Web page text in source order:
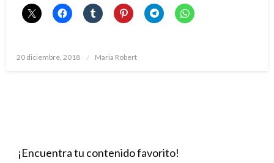
Publicado
20 diciembre, 2018 Maria Robert
¡Encuentra tu contenido favorito!